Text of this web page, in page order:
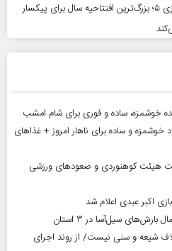
کنم؟ | ۲۰ پیشنهاد خوشمزه و ساده برای ناهار امروز + غذاهای
هیئت کوهنوردی و صعودهای ورزشی
اکبر عبدی اعلام شد
شیعه و سنی نیست/ از روند اجرای